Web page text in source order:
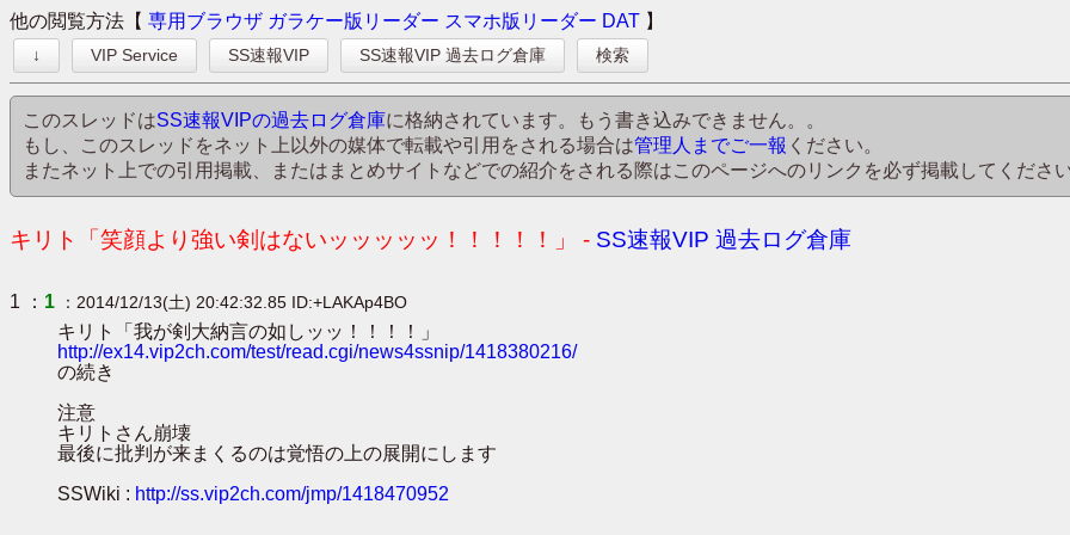
他の閲覧方法【 専用ブラウザ ガラケー版リーダー スマホ版リーダー DAT 】
↓ VIP Service SS速報VIP SS速報VIP 過去ログ倉庫 検索
このスレッドはSS速報VIPの過去ログ倉庫に格納されています。もう書き込みできません。。
もし、このスレッドをネット上以外の媒体で転載や引用をされる場合は管理人までご一報 ください。
またネット上での引用掲載、またはまとめサイトなどでの紹介をされる際はこのページへのリンクを必ず掲載してくださ
キリト「笑顔より強い剣はないッッッッッ！！！！！」 - SS速報VIP 過去ログ倉庫
1 ： 1 ：2014/12/13(土) 20:42:32.85 ID:+LAKAp4BO
キリト「我が剣大納言の如しッッ！！！！」
http://ex14.vip2ch.com/test/read.cgi/news4ssnip/1418380216/
の続き
注意
キリトさん崩壊
最後に批判が来まくるのは覚悟の上の展開にします
SSWiki : http://ss.vip2ch.com/jmp/1418470952